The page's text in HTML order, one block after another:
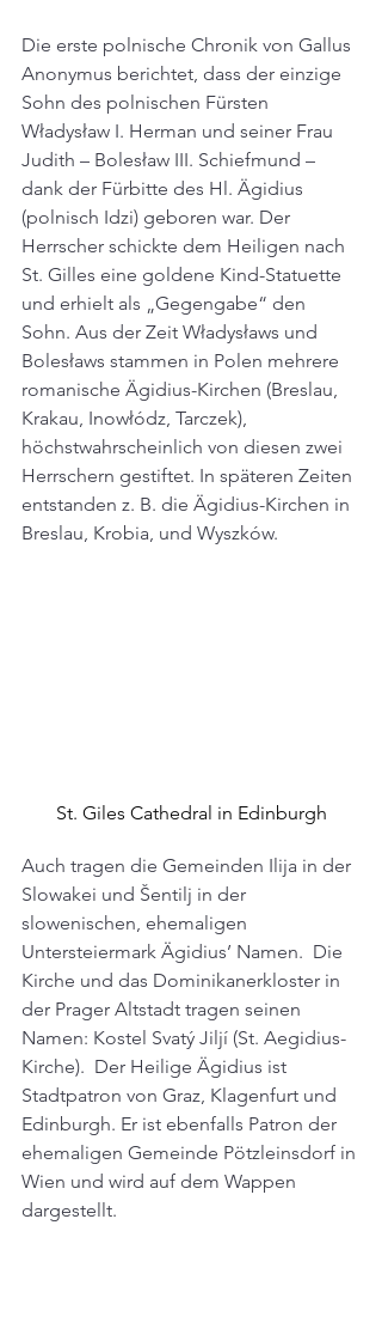
Die erste polnische Chronik von Gallus
Anonymus berichtet, dass der einzige
Sohn des polnischen Fürsten
Władysław I. Herman und seiner Frau
Judith – Bolesław III. Schiefmund –
dank der Fürbitte des Hl. Ägidius
(polnisch Idzi) geboren war. Der
Herrscher schickte dem Heiligen nach
St. Gilles eine goldene Kind-Statuette
und erhielt als „Gegengabe“ den
Sohn. Aus der Zeit Władysławs und
Bolesławs stammen in Polen mehrere
romanische Ägidius-Kirchen (Breslau,
Krakau, Inowłódz, Tarczek),
höchstwahrscheinlich von diesen zwei
Herrschern gestiftet. In späteren Zeiten
entstanden z. B. die Ägidius-Kirchen in
Breslau, Krobia, und Wyszków.
St. Giles Cathedral in Edinburgh
Auch tragen die Gemeinden Ilija in der
Slowakei und Šentilj in der
slowenischen, ehemaligen
Untersteiermark Ägidius’ Namen.  Die
Kirche und das Dominikanerkloster in
der Prager Altstadt tragen seinen
Namen: Kostel Svatý Jiljí (St. Aegidius-
Kirche).  Der Heilige Ägidius ist
Stadtpatron von Graz, Klagenfurt und
Edinburgh. Er ist ebenfalls Patron der
ehemaligen Gemeinde Pötzleinsdorf in
Wien und wird auf dem Wappen
dargestellt.